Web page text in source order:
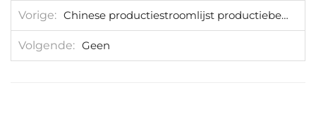
Vorige Chinese productiestroomlijst productiebedrijf - productiegebruik
Volgende Geen